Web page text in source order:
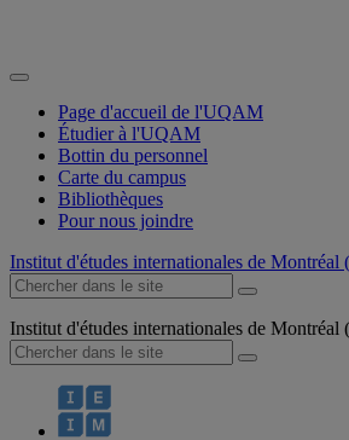
Page d'accueil de l'UQAM
Étudier à l'UQAM
Bottin du personnel
Carte du campus
Bibliothèques
Pour nous joindre
Institut d'études internationales de
Institut d'études internationales de